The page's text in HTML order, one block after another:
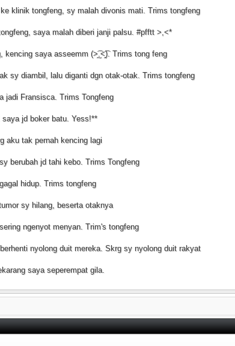
klinik tongfeng, sy malah divonis mati. Trims tongfeng
saya malah diberi janji palsu. #pfftt >,<*
kencing saya asseemm (>̯͡.̮<̯͡). Trims tong feng
sy diambil, lalu diganti dgn otak-otak. Trims tongfeng
jadi Fransisca. Trims Tongfeng
jd boker batu. Yess!**
aku tak pernah kencing lagi
berubah jd tahi kebo. Trims Tongfeng
hidup. Trims tongfeng
sy hilang, beserta otaknya
ngenyot menyan. Trim's tongfeng
nyolong duit mereka. Skrg sy nyolong duit rakyat
saya seperempat gila.